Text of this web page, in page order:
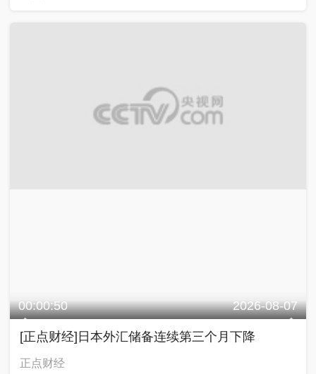
00:00:50 2026-08-07
[正点财经]日本外汇储备连续第三个月下降
正点财经